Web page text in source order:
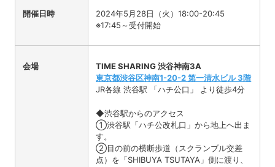
開催日時
2024年5月28日（火）18:00-20:45
※17:45～受付開始
会場
TIME SHARING 渋谷神南3A
東京都渋谷区神南1-20-2 第一清水ビル 3階
JR各線 渋谷駅 「ハチ公口」 より徒歩4分
◆渋谷駅からのアクセス
①渋谷駅「ハチ公改札口」から地上へ出ま
す。
②目の前の横断歩道（スクランブル交差
点）を「SHIBUYA TSUTAYA」側に渡り、